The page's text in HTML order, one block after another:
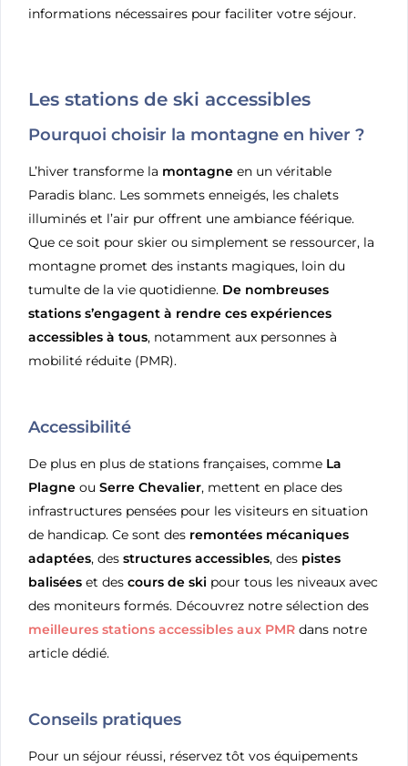
informations nécessaires pour faciliter votre séjour.
Les stations de ski accessibles
Pourquoi choisir la montagne en hiver ?
L’hiver transforme la montagneen un véritable
Paradis blanc. Les sommets enneigés, les chalets
illuminés et l’air pur offrent une ambiance féérique.
Que ce soit pour skier ou simplement se ressourcer, la
montagne promet des instants magiques, loin du
tumulte de la vie quotidienne. De nombreuses
stations s’engagent à rendre ces expériences
accessibles à tous, notamment aux personnes à
mobilité réduite (PMR).
Accessibilité
De plus en plus de stations françaises, comme La
Plagne ou Serre Chevalier, mettent en place des
infrastructures pensées pour les visiteurs en situation
de handicap. Ce sont des remontées mécaniques
adaptées, desstructures accessibles, des pistes
balisées et descours de ski pour tous les niveaux avec
des moniteurs formés. Découvrez notre sélection des
meilleures stations accessibles aux PMR dans notre
article dédié.
Conseils pratiques
Pour un séjour réussi, réservez tôt vos équipements